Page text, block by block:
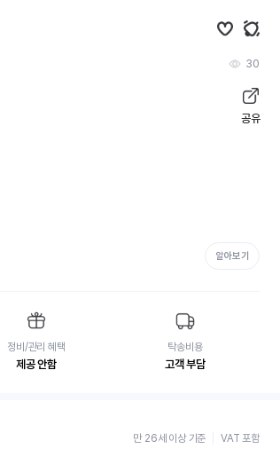
30
공유
알아보기
정비/관리 혜택
제공 안함
탁송비용
고객 부담
만 26세 이상 기준 VAT 포함